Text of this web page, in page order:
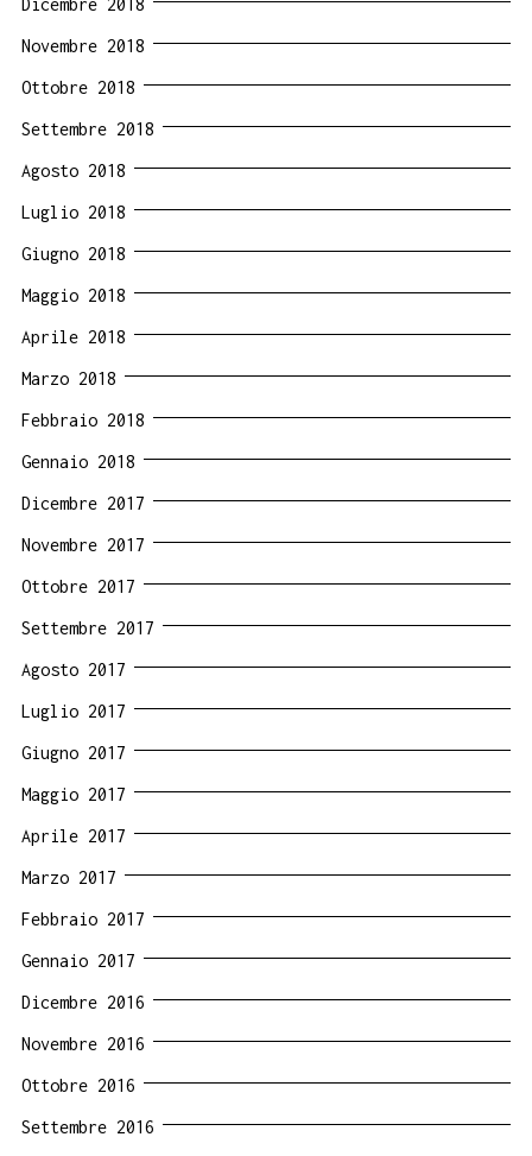
Novembre 2018
Ottobre 2018
Settembre 2018
Agosto 2018
Luglio 2018
Giugno 2018
Maggio 2018
Aprile 2018
Marzo 2018
Febbraio 2018
Gennaio 2018
Dicembre 2017
Novembre 2017
Ottobre 2017
Settembre 2017
Agosto 2017
Luglio 2017
Giugno 2017
Maggio 2017
Aprile 2017
Marzo 2017
Febbraio 2017
Gennaio 2017
Dicembre 2016
Novembre 2016
Ottobre 2016
Settembre 2016